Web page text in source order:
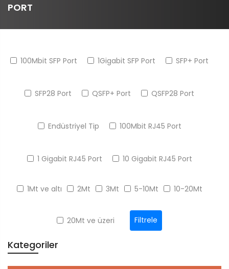
PORT
100Mbit SFP Port 1Gigabit SFP Port SFP+ Port
SFP28 Port QSFP+ Port QSFP28 Port
Endüstriyel Tip 100Mbit RJ45 Port
1 Gigabit RJ45 Port 10 Gigabit RJ45 Port
1Mt ve altı 2Mt 3Mt 5-10Mt 10-20Mt
20Mt ve üzeri Filtrele
Kategoriler